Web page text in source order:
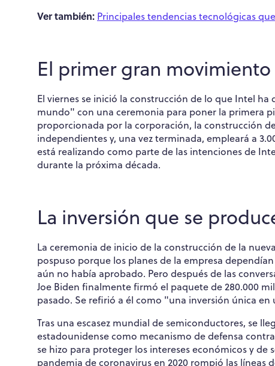
Ver también: Principales tendencias tecnológicas
El primer gran
El viernes se inició la construcción de lo que Intel
mundo" con una ceremonia para poner la primera
proporcionada por la corporación, la construcción
independientes y, una vez terminada, empleará a
está realizando como parte de las intenciones de
durante la próxima década.
La inversión que se
La ceremonia de inicio de la construcción de la
pospuso porque los planes de la empresa
aún no había aprobado. Pero después de las
Joe Biden finalmente firmó el paquete de 280.000
pasado. Se refirió a él como "una inversión única
Tras una escasez mundial de semiconductores, se
estadounidense como mecanismo de defensa
se hizo para proteger los intereses económicos y de
pandemia de coronavirus en 2020 rompió las